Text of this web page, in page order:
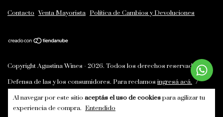
Al navegar por este sitio aceptás el uso de cookiespara agilizar tu
experiencia de compra. Entendido
Contacto Venta Mayorista Política de Cambios y Devoluciones
Copyright Agustina Wines - 2026. Todos los derechos reservados.
Defensa de las y los consumidores. Para reclamos ingresá acá. /